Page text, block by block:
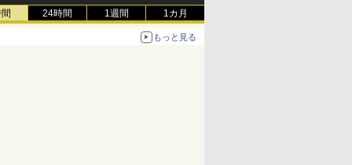
24時間 1週間 1カ月
もっと見る